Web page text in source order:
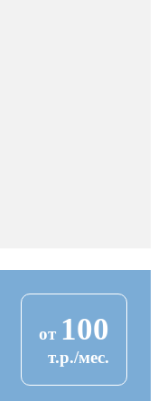
от 100
т.р./мес.